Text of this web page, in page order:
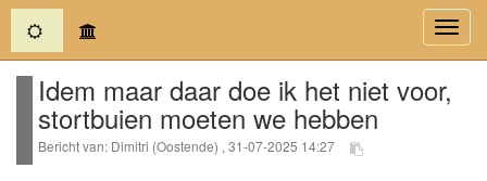
(current)
Idem maar daar doe ik het niet voor,
stortbuien moeten we hebben
Bericht van: Dimitri (Oostende) , 31-07-2025 14:27